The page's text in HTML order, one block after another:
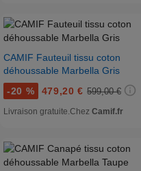
CAMIF Fauteuil tissu coton
déhoussable Marbella Gris
-20 % 479,20 € 599,00 €
Livraison gratuite. Chez Camif.fr